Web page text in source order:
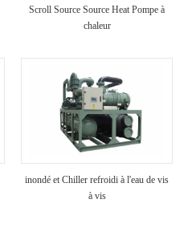
Scroll Source Source Heat Pompe à
chaleur
inondé et Chiller refroidi à l'eau de vis
à vis